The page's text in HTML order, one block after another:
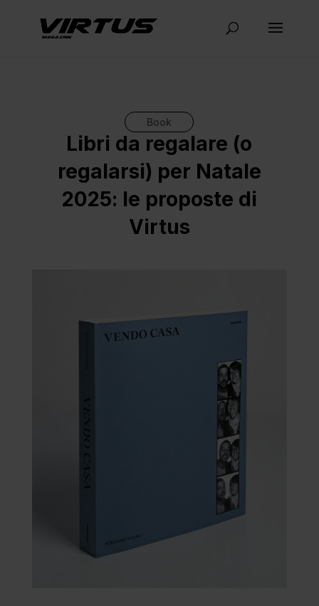
Book
Libri da regalare (o
regalarsi) per Natale
2025: le proposte di
Virtus